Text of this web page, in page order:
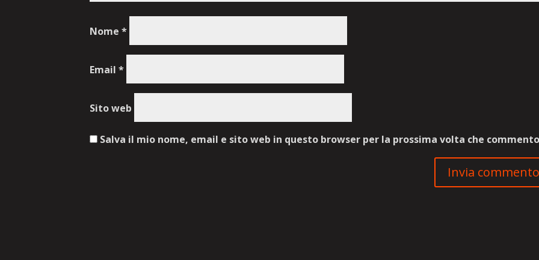
Nome*
Email*
Sito web
Salva il mio nome, email e sito web in questo browser per la prossima volta che